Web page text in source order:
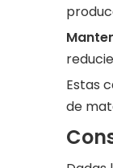
Estas
de